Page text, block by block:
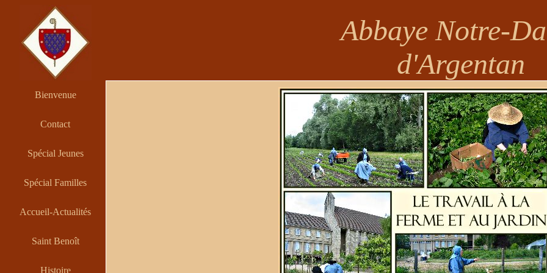
Abbaye Notre-
d'Argentan
Bienvenue
Contact
Spécial Jeunes
Spécial Familles
Accueil-Actualités
Saint Benoît
Histoire